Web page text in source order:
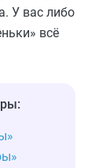
У вас либо
всё